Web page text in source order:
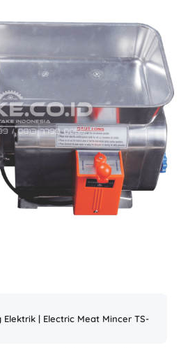
Elektrik | Electric Meat Mincer TS-